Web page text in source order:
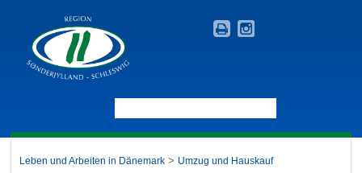
Leben und Arbeiten in Dänemark > Umzug und Hauskauf